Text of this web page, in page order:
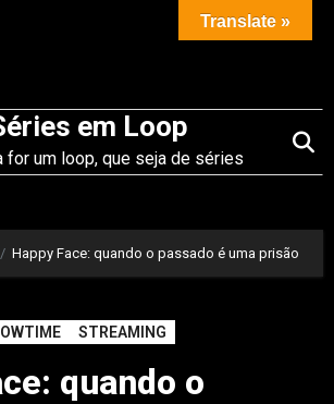
em Loop
for um loop, que seja de séries
Happy Face: quando o passado é uma prisão
STREAMING
quando o
Translate »